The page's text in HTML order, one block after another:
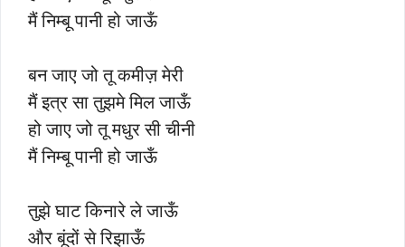
मैं निम्बू पानी हो जाऊँ
बन जाए जो तू कमीज़ मेरी
मैं इत्र सा तुझमे मिल जाऊँ
हो जाए जो तू मधुर सी चीनी
मैं निम्बू पानी हो जाऊँ
तुझे घाट किनारे ले जाऊँ
और बूंदों से रिझाऊँ